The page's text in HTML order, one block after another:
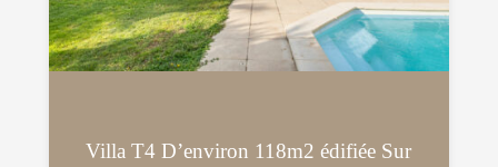
Villa T4 D’environ 118m2 édifiée Sur